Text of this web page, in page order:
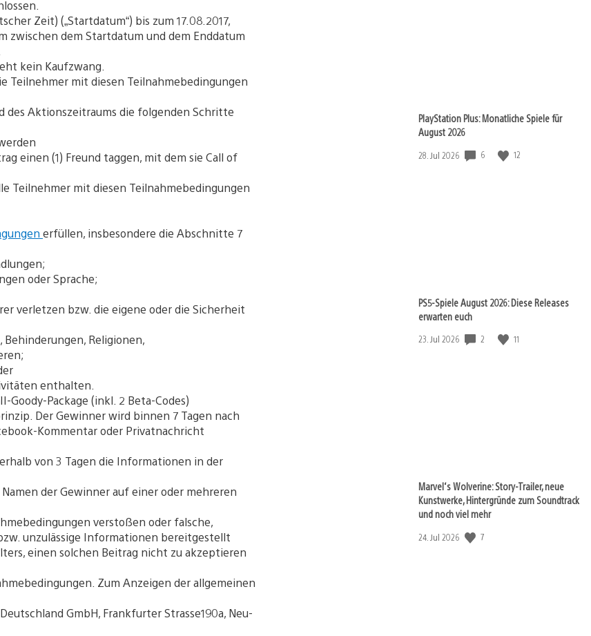
Zeit) („Startdatum“) bis zum 17.08.2017,
zwischen dem Startdatum und dem Enddatum
kein Kaufzwang.
Teilnehmer mit diesen Teilnahmebedingungen
des Aktionszeitraums die folgenden Schritte
einen (1) Freund taggen, mit dem sie Call of
Teilnehmer mit diesen Teilnahmebedingungen
erfüllen, insbesondere die Abschnitte 7
oder Sprache;
verletzen bzw. die eigene oder die Sicherheit
Religionen,
enthalten.
Goody-Package (inkl. 2 Beta-Codes)
Der Gewinner wird binnen 7 Tagen nach
Kommentar oder Privatnachricht
von 3 Tagen die Informationen in der
der Gewinner auf einer oder mehreren
verstoßen oder falsche,
unzulässige Informationen bereitgestellt
einen solchen Beitrag nicht zu akzeptieren
Zum Anzeigen der allgemeinen
GmbH, Frankfurter Strasse190a, Neu-
PlayStation Plus: Monatliche Spiele für
August 2026
Veröffentlichungsdatum:
28. Jul 2026 6 12
PS5-Spiele August 2026: Diese Releases
erwarten euch
Veröffentlichungsdatum:
23. Jul 2026 2 11
Marvel‘s Wolverine: Story-Trailer, neue
Kunstwerke, Hintergründe zum Soundtrack
und noch viel mehr
Veröffentlichungsdatum:
24. Jul 2026 7